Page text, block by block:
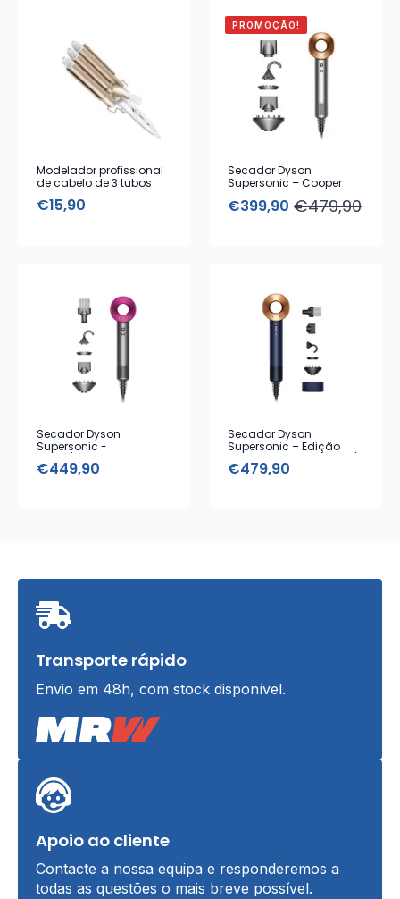
Modelador profissional
de cabelo de 3 tubos
€15,90
PROMOÇÃO!
Secador Dyson
Supersonic – Cooper
€479,90
O
€399,90
O
Secador Dyson
Supersonic -
acessórios
€449,90
Secador Dyson
Supersonic – Edição
Cooper com Caixa de
€479,90
Transporte rápido
Envio em 48h, com stock disponível.
Apoio ao cliente
Contacte a nossa equipa e responderemos a
todas as questões o mais breve possível.